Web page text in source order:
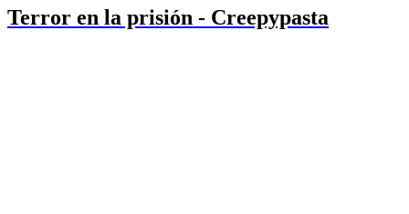
Terror en la prisión - Creepypasta